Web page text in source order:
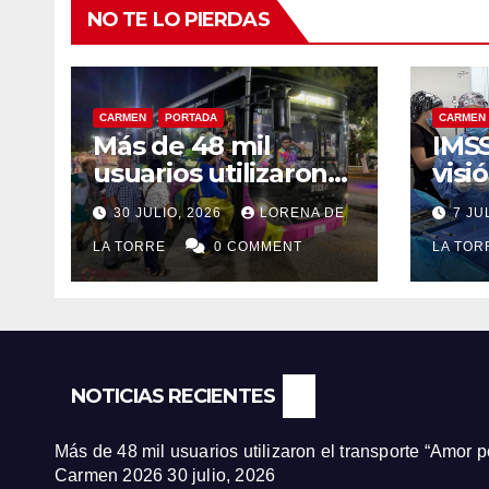
NO TE LO PIERDAS
CARMEN PORTADA
Más de 48 mil
usuarios utilizaron
el transporte “Amor
por Carmen”
durante la Feria
Carmen 2026
30 JULIO, 2026 LORENA DE
LA TORRE 0 COMMENT
CARMEN
de
7
LA
NOTICIAS RECIENTES
Más de 48 mil usuarios utilizaron el transporte “Amor
Carmen 2026 30 julio, 2026